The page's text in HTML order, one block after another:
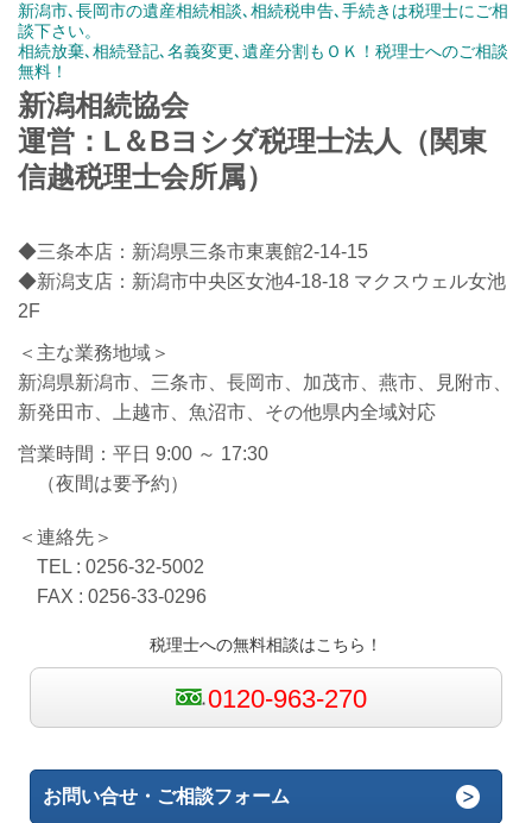
新潟市､長岡市の遺産相続相談､相続税申告､手続きは税理士にご相
談下さい。
相続放棄､相続登記､名義変更､遺産分割もＯＫ！税理士へのご相談
無料！
新潟相続協会
運営：L＆Bヨシダ税理士法人（関東
信越税理士会所属）
◆三条本店：新潟県三条市東裏館2-14-15
◆新潟支店：新潟市中央区女池4-18-18 マクスウェル女池
2F
＜主な業務地域＞
新潟県新潟市、三条市、長岡市、加茂市、燕市、見附市、
新発田市、上越市、魚沼市、その他県内全域対応
営業時間：平日 9:00 ～ 17:30
（夜間は要予約）
＜連絡先＞
TEL : 0256-32-5002
FAX : 0256-33-0296
税理士への無料相談はこちら！
0120-963-270
お問い合せ・ご相談フォーム